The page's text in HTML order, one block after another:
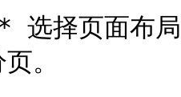
择页面布局
。